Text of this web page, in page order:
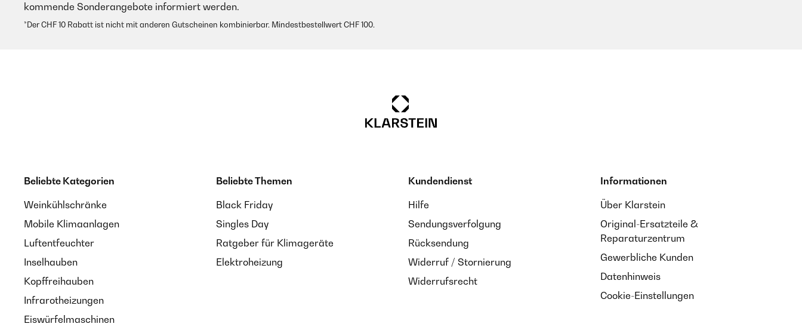
kommende Sonderangebote informiert werden.
*Der CHF 10 Rabatt ist nicht mit anderen Gutscheinen kombinierbar. Mindestbestellwert CHF 100.
Beliebte Kategorien
Weinkühlschränke
Mobile Klimaanlagen
Luftentfeuchter
Inselhauben
Kopffreihauben
Infrarotheizungen
Eiswürfelmaschinen
Beliebte Themen
Black Friday
Singles Day
Ratgeber für Klimageräte
Elektroheizung
Kundendienst
Hilfe
Sendungsverfolgung
Rücksendung
Widerruf / Stornierung
Widerrufsrecht
Informationen
Über Klarstein
Original-Ersatzteile &
Reparaturzentrum
Gewerbliche Kunden
Datenhinweis
Cookie-Einstellungen